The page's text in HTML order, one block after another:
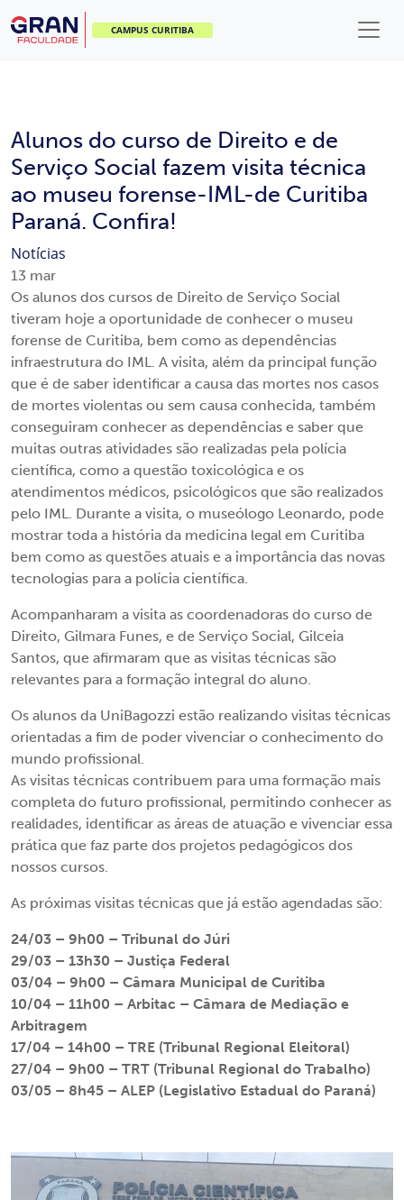
CAMPUS CURITIBA
Alunos do curso de Direito e de
Serviço Social fazem visita técnica
ao museu forense-IML-de Curitiba
Paraná. Confira!
Notícias
13 mar
Os alunos dos cursos de Direito de Serviço Social
tiveram hoje a oportunidade de conhecer o museu
forense de Curitiba, bem como as dependências
infraestrutura do IML. A visita, além da principal função
que é de saber identificar a causa das mortes nos casos
de mortes violentas ou sem causa conhecida, também
conseguiram conhecer as dependências e saber que
muitas outras atividades são realizadas pela polícia
científica, como a questão toxicológica e os
atendimentos médicos, psicológicos que são realizados
pelo IML. Durante a visita, o museólogo Leonardo, pode
mostrar toda a história da medicina legal em Curitiba
bem como as questões atuais e a importância das novas
tecnologias para a polícia científica.
Acompanharam a visita as coordenadoras do curso de
Direito, Gilmara Funes, e de Serviço Social, Gilceia
Santos, que afirmaram que as visitas técnicas são
relevantes para a formação integral do aluno.
Os alunos da UniBagozzi estão realizando visitas técnicas
orientadas a fim de poder vivenciar o conhecimento do
mundo profissional.
As visitas técnicas contribuem para uma formação mais
completa do futuro profissional, permitindo conhecer as
realidades, identificar as áreas de atuação e vivenciar essa
prática que faz parte dos projetos pedagógicos dos
nossos cursos.
As próximas visitas técnicas que já estão agendadas são:
24/03 – 9h00 – Tribunal do Júri
29/03 – 13h30 – Justiça Federal
03/04 – 9h00 – Câmara Municipal de Curitiba
10/04 – 11h00 – Arbitac – Câmara de Mediação e
Arbitragem
17/04 – 14h00 – TRE (Tribunal Regional Eleitoral)
27/04 – 9h00 – TRT (Tribunal Regional do Trabalho)
03/05 – 8h45 – ALEP (Legislativo Estadual do Paraná)